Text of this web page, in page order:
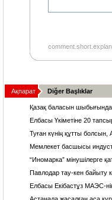
Ақпарат Diğer Başlıklar
Қазақ баласын
Елбасы Үкіметіне 20
Туған күнің құтты
Мемлекет басшысы
“Иномарка” мінушілерге
Павлодар тау-кен байыту
Елбасы Екібастұз МАЭС-